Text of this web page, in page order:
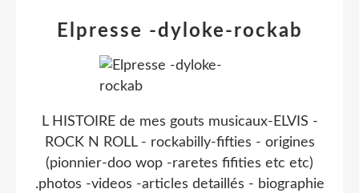
Elpresse -dyloke-rockab
L HISTOIRE de mes gouts musicaux-ELVIS -
ROCK N ROLL - rockabilly-fifties - origines
(pionnier-doo wop -raretes fifities etc etc)
.photos -videos -articles detaillés - biographie